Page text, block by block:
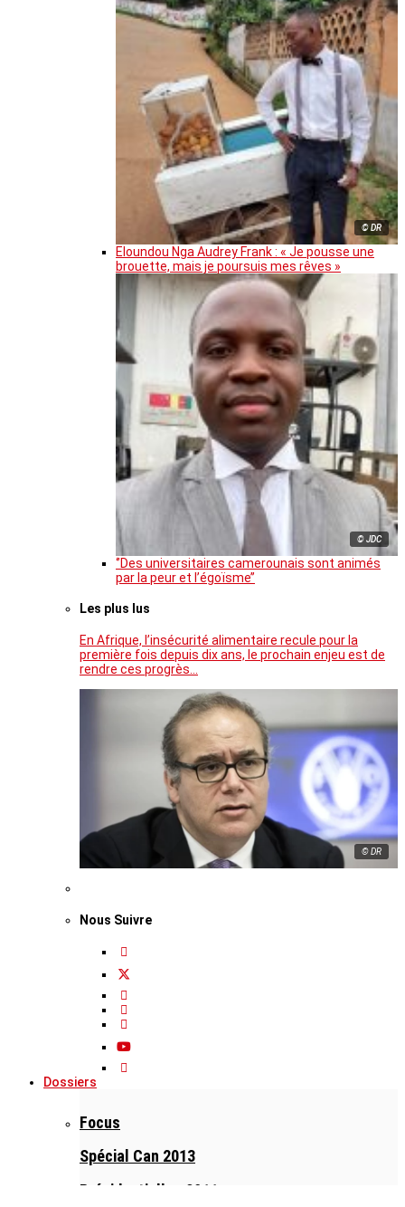
© DR
Eloundou Nga Audrey Frank : « Je pousse une
brouette, mais je poursuis mes rêves »
© JDC
‘’Des universitaires camerounais sont animés
par la peur et l’égoïsme’’
Les plus lus
En Afrique, l’insécurité alimentaire recule pour la
première fois depuis dix ans, le prochain enjeu est de
rendre ces progrès…
© DR
Nous Suivre
Dossiers
Focus
Spécial Can 2013
Présidentielles 2011